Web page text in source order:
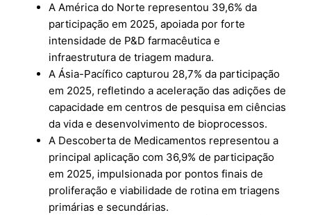
A América do Norte representou 39,6% da
participação em 2025, apoiada por forte
intensidade de P&D farmacêutica e
infraestrutura de triagem madura.
A Ásia-Pacífico capturou 28,7% da participação
em 2025, refletindo a aceleração das adições de
capacidade em centros de pesquisa em ciências
da vida e desenvolvimento de bioprocessos.
A Descoberta de Medicamentos representou a
principal aplicação com 36,9% de participação
em 2025, impulsionada por pontos finais de
proliferação e viabilidade de rotina em triagens
primárias e secundárias.